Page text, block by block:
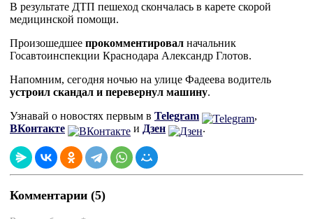
В результате ДТП пешеход скончалась в карете скорой
медицинской помощи.
Произошедшее прокомментировал начальник
Госавтоинспекции Краснодара Александр Глотов.
Напомним, сегодня ночью на улице Фадеева водитель
устроил скандал и перевернул машину.
Узнавай о новостях первым в Telegram
,
ВКонтакте
и Дзен .
Комментарии (5)